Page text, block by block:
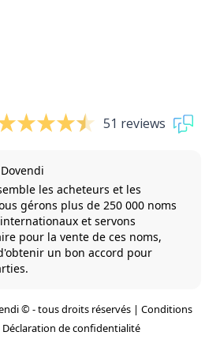
51 reviews
les acheteurs et les
gérons plus de 250 000 noms
et servons
pour la vente de ces noms,
un bon accord pour
© - tous droits réservés | Conditions
Déclaration de confidentialité